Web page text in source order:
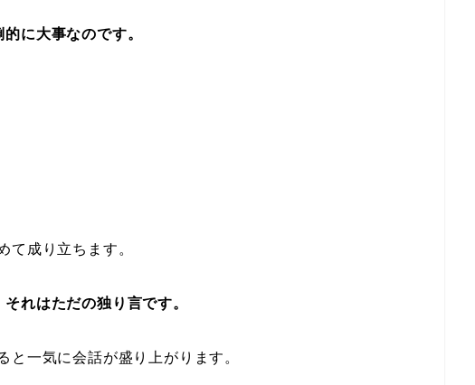
に大事なのです。
て成り立ちます。
れはただの独り言です。
と一気に会話が盛り上がります。